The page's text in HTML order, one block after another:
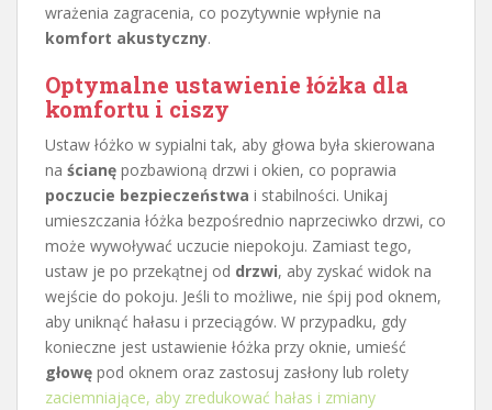
wrażenia zagracenia, co pozytywnie wpłynie na
komfort akustyczny.
Optymalne ustawienie łóżka dla
komfortu i ciszy
Ustaw łóżko w sypialni tak, aby głowa była skierowana
na ścianę pozbawioną drzwi i okien, co poprawia
poczucie bezpieczeństwa i stabilności. Unikaj
umieszczania łóżka bezpośrednio naprzeciwko drzwi, co
może wywoływać uczucie niepokoju. Zamiast tego,
ustaw je po przekątnej od drzwi, aby zyskać widok na
wejście do pokoju. Jeśli to możliwe, nie śpij pod oknem,
aby uniknąć hałasu i przeciągów. W przypadku, gdy
konieczne jest ustawienie łóżka przy oknie, umieść
głowę pod oknem oraz zastosuj zasłony lub rolety
zaciemniające, aby zredukować hałas i zmiany